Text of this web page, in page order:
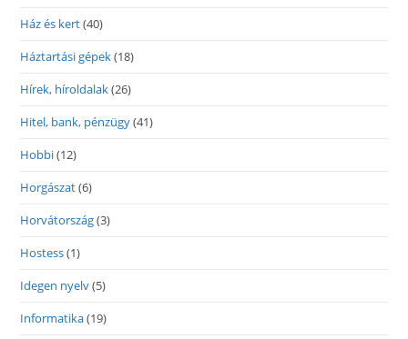
Ház és kert(40)
Háztartási gépek(18)
Hírek, híroldalak(26)
Hitel, bank, pénzügy(41)
Hobbi(12)
Horgászat(6)
Horvátország(3)
Hostess(1)
Idegen nyelv(5)
Informatika(19)